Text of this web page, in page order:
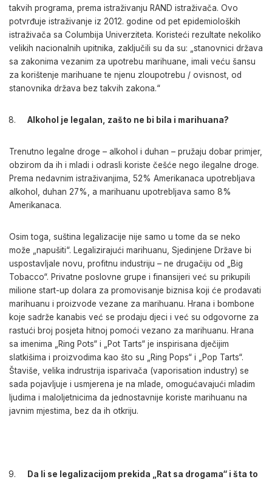
takvih programa, prema istraživanju RAND istraživača. Ovo
potvrđuje istraživanje iz 2012. godine od pet epidemioloških
istraživača sa Columbija Univerziteta. Koristeći rezultate nekoliko
velikih nacionalnih upitnika, zaključili su da su: „stanovnici država
sa zakonima vezanim za upotrebu marihuane, imali veću šansu
za korištenje marihuane te njenu zloupotrebu / ovisnost, od
stanovnika država bez takvih zakona.“
Alkohol je legalan, zašto ne bi bila i marihuana?
Trenutno legalne droge – alkohol i duhan – pružaju dobar primjer,
obzirom da ih i mladi i odrasli koriste češće nego ilegalne droge.
Prema nedavnim istraživanjima, 52% Amerikanaca upotrebljava
alkohol, duhan 27%, a marihuanu upotrebljava samo 8%
Amerikanaca.
Osim toga, suština legalizacije nije samo u tome da se neko
može „napušiti“. Legalizirajući marihuanu, Sjedinjene Države bi
uspostavljale novu, profitnu industriju – ne drugačiju od „Big
Tobacco“. Privatne poslovne grupe i finansijeri već su prikupili
milione start-up dolara za promovisanje biznisa koji će prodavati
marihuanu i proizvode vezane za marihuanu. Hrana i bombone
koje sadrže kanabis već se prodaju djeci i već su odgovorne za
rastući broj posjeta hitnoj pomoći vezano za marihuanu. Hrana
sa imenima „Ring Pots“ i „Pot Tarts“ je inspirisana dječijim
slatkišima i proizvodima kao što su „Ring Pops“ i „Pop Tarts“.
Štaviše, velika indrustrija isparivača (vaporisation industry) se
sada pojavljuje i usmjerena je na mlade, omogućavajući mladim
ljudima i maloljetnicima da jednostavnije koriste marihuanu na
javnim mjestima, bez da ih otkriju.
Da li se legalizacijom prekida „Rat sa drogama“ i šta to